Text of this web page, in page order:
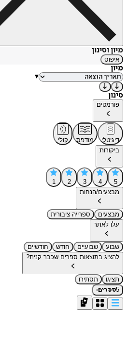
מיון וסינון
איפוס
מיון
▾
סינון
פורמטים
דיגיטלי מודפס
קולי
ביקורות
5
4
3
2
1
מבצעים/הנחות
מבצעים
ספרייה ציבורית
עלו לאתר
שבוע שבועיים חודש
חודשיים
להציג בתוצאות ספרים שכבר קנית?
תציגו
תסתירו
5ספרים›